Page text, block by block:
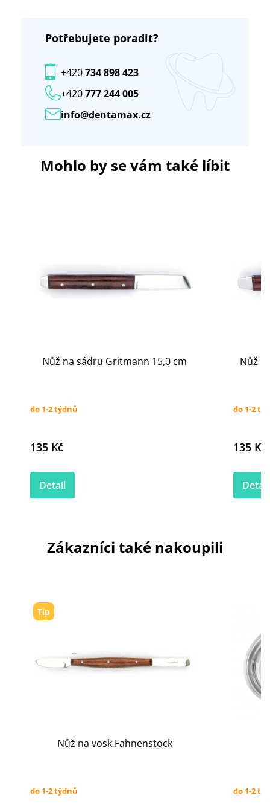
Potřebujete poradit?
info@dentamax.cz
+420777 244 005
+420734 898 423
Mohlo by se vám také líbit
Nůž na sádru Gritmann 15,0 cm
do 1-2 týdnů
135 Kč
Detail
Nůž
do 1-2
135 Kč
Detail
Zákazníci také nakoupili
Tip
Nůž na vosk Fahnenstock
do 1-2 týdnů do 1-2